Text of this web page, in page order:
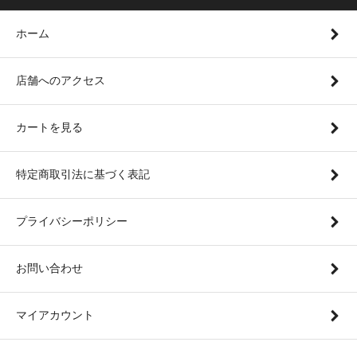
ホーム
店舗へのアクセス
カートを見る
特定商取引法に基づく表記
プライバシーポリシー
お問い合わせ
マイアカウント